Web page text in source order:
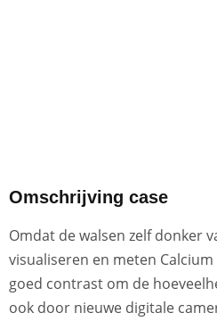
Omschrijving case
Omdat de walsen zelf donker
visualiseren en meten
goed contrast om de
ook door nieuwe digitale